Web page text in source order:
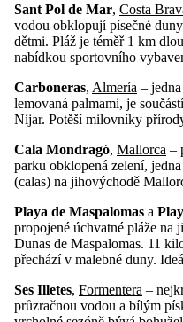
Sant Pol de Mar, Costa
vodou obklopují písečné
dětmi. Pláž je téměř 1 km
nabídkou sportovního
Carboneras, Almería –
lemovaná palmami, je
Níjar. Potěší milovníky
Cala Mondragó, Mallorca –
parku obklopená zelení,
(calas) na jihovýchodě
Playa de Maspalomas a
propojené úchvatné pláže na
Dunas de Maspalomas. 11
přechází v malebné duny.
Ses Illetes, Formentera –
průzračnou vodou a bílým